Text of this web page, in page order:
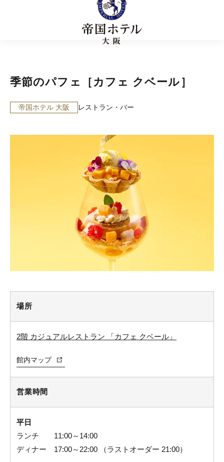
季節のパフェ［カフェ クベール］
帝国ホテル 大阪 レストラン・バー
場所
2階 カジュアルレストラン 「カフェ クベール」
館内マップ
営業時間
平日
ランチ 11:00～14:00
ディナー 17:00～22:00 （ラストオーダー 21:00）